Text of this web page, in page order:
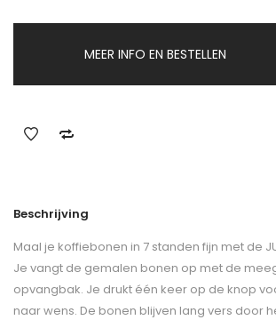
MEER INFO EN BESTELLEN
Beschrijving
Maal je koffiebonen in 7 standen fijn met de
Je vangt de gemalen bonen op met de
opvangbak. Je drukt één keer op de knop
naar wens. De bonen blijven lang vers door